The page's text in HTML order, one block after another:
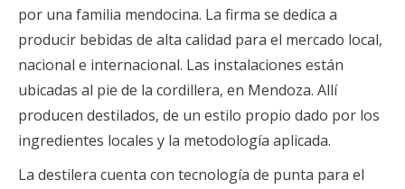
por una familia mendocina. La firma se dedica a
producir bebidas de alta calidad para el mercado local,
nacional e internacional. Las instalaciones están
ubicadas al pie de la cordillera, en Mendoza. Allí
producen destilados, de un estilo propio dado por los
ingredientes locales y la metodología aplicada.
La destilera cuenta con tecnología de punta para el